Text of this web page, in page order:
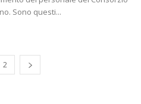
Sono questi...
2